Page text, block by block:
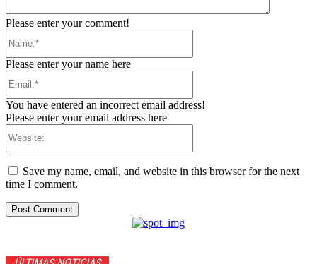
Please enter your comment!
Please enter your name here
You have entered an incorrect email address!
Please enter your email address here
Save my name, email, and website in this browser for the next
time I comment.